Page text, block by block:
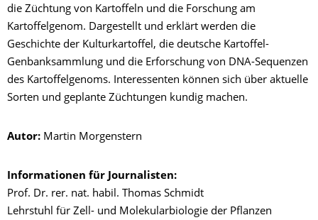
die Züchtung von Kartoffeln und die Forschung am
Kartoffelgenom. Dargestellt und erklärt werden die
Geschichte der Kulturkartoffel, die deutsche Kartoffel-
Genbanksammlung und die Erforschung von DNA-Sequenzen
des Kartoffelgenoms. Interessenten können sich über aktuelle
Sorten und geplante Züchtungen kundig machen.
Autor: Martin Morgenstern
Informationen für Journalisten:
Prof. Dr. rer. nat. habil. Thomas Schmidt
Lehrstuhl für Zell- und Molekularbiologie der Pflanzen